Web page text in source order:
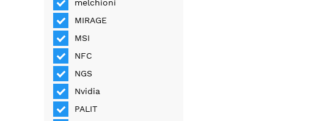
melchioni
MIRAGE
MSI
NFC
NGS
Nvidia
PALIT